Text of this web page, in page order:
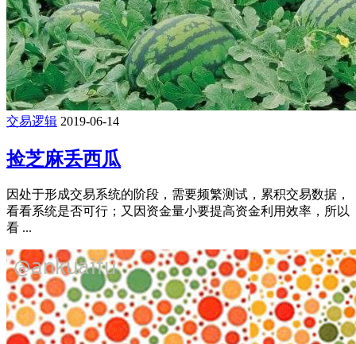
交易逻辑 2019-06-14
捡芝麻丢西瓜
因处于形成交易系统的阶段，需要频繁测试，累积交易数据，
看看系统是否可行；又因资金量小要提高资金利用效率，所以
看 ...